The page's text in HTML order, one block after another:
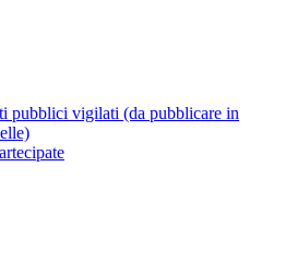
pubblici vigilati (da pubblicare in